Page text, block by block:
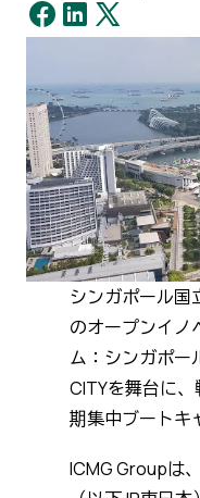
シンガポール国
のオープンイノ
ム：シンガポー
CITYを舞台に
期集中ブートキ
ICMG Groupは